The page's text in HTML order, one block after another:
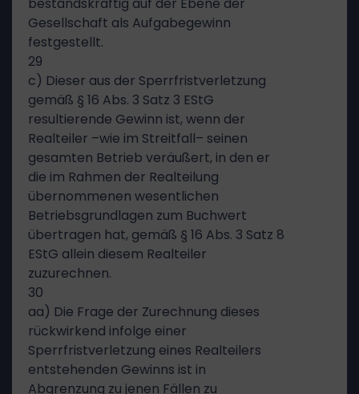
Gesellschaft als Aufgabegewinn
festgestellt.
29
c) Dieser aus der Sperrfristverletzung
gemäß § 16 Abs. 3 Satz 3 EStG
resultierende Gewinn ist, wenn der
Realteiler –wie im Streitfall– seinen
gesamten Betrieb veräußert, in den er
die im Rahmen der Realteilung
übernommenen wesentlichen
Betriebsgrundlagen zum Buchwert
übertragen hat, gemäß § 16 Abs. 3 Satz 8
EStG allein diesem Realteiler
zuzurechnen.
30
aa) Die Frage der Zurechnung dieses
rückwirkend infolge einer
Sperrfristverletzung eines Realteilers
entstehenden Gewinns ist in
Abgrenzung zu jenen Fällen zu